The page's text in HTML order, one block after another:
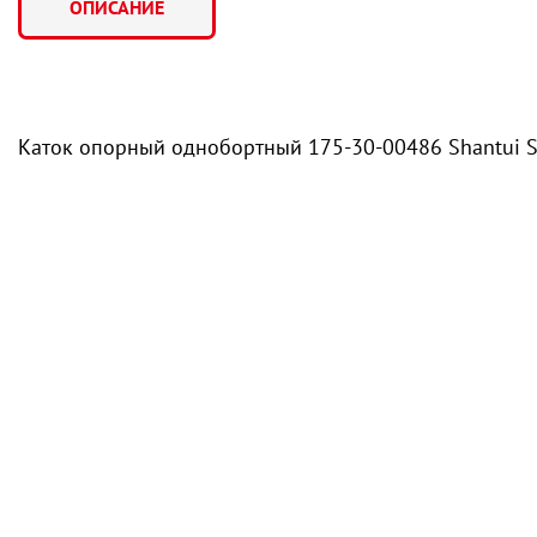
ОПИСАНИЕ
Каток опорный однобортный 175-30-00486 Shantui